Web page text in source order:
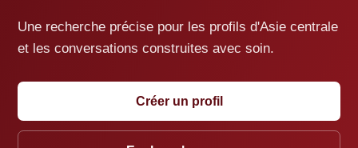
Une recherche précise pour les profils d'Asie centrale
et les conversations construites avec soin.
Créer un profil